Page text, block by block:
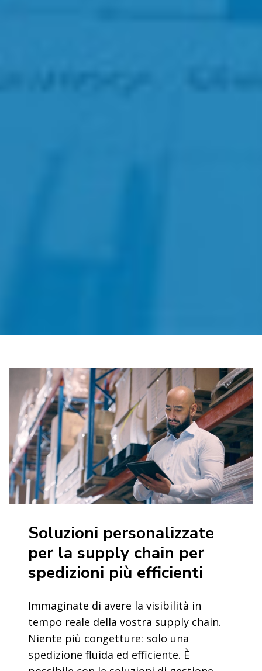
Soluzioni personalizzate
per la supply chain per
spedizioni più efficienti
Immaginate di avere la visibilità in
tempo reale della vostra supply chain.
Niente più congetture: solo una
spedizione fluida ed efficiente. È